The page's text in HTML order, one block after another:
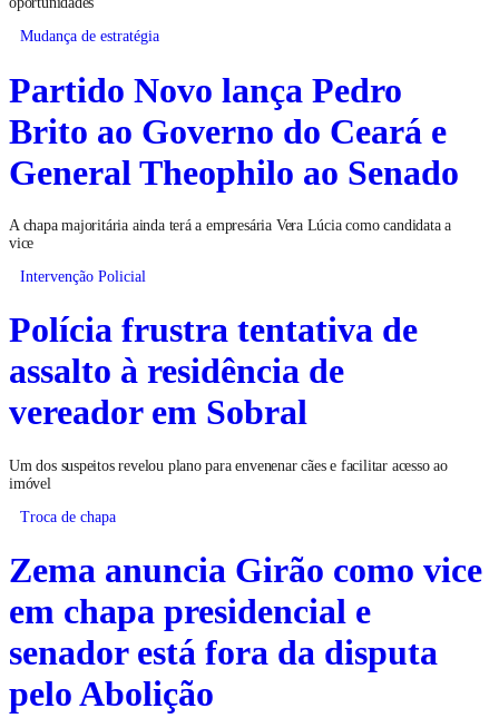
Mudança de estratégia
Partido Novo lança Pedro
Brito ao Governo do Ceará e
General Theophilo ao Senado
A chapa majoritária ainda terá a empresária Vera Lúcia como candidata a
vice
Intervenção Policial
Polícia frustra tentativa de
assalto à residência de
vereador em Sobral
Um dos suspeitos revelou plano para envenenar cães e facilitar acesso ao
imóvel
Troca de chapa
Zema anuncia Girão como vice
em chapa presidencial e
senador está fora da disputa
pelo Abolição